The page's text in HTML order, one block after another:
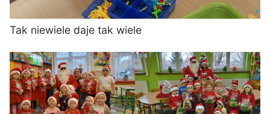
Tak niewiele daje tak wiele